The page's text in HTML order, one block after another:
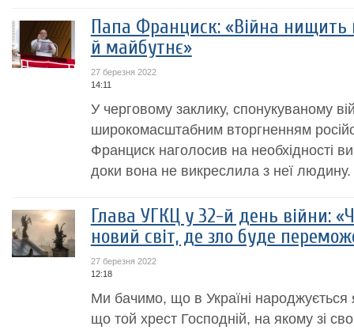
Папа Франциск: «Війна нищить
й майбутнє»
27 березня 2022
14:11
У черговому заклику, спонукуваному
широкомасштабним вторгненням
Франциск наголосив на необхідності
доки вона не викреслила з неї людину.
Глава УГКЦ у 32-й день війни:
новий світ, де зло буде
27 березня 2022
12:18
Ми бачимо, що в Україні
що той хрест Господній, на якому зі